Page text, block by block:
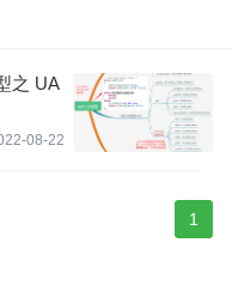
之 UA
08-22
1